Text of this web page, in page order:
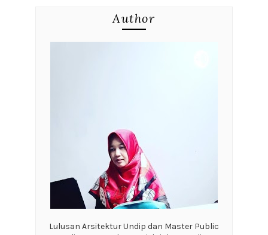
Author
Lulusan Arsitektur Undip dan Master Public